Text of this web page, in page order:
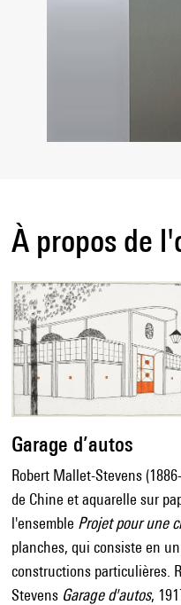
À propos de
Garage d’autos
Robert Mallet-Stevens
de Chine et aquarelle sur
l'ensemble Projet pour une
planches, qui consiste en
constructions particulières.
Stevens Garage d'autos,